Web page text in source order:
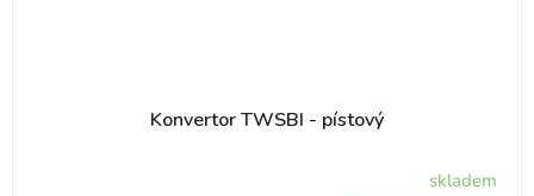
Konvertor TWSBI - pístový
skladem